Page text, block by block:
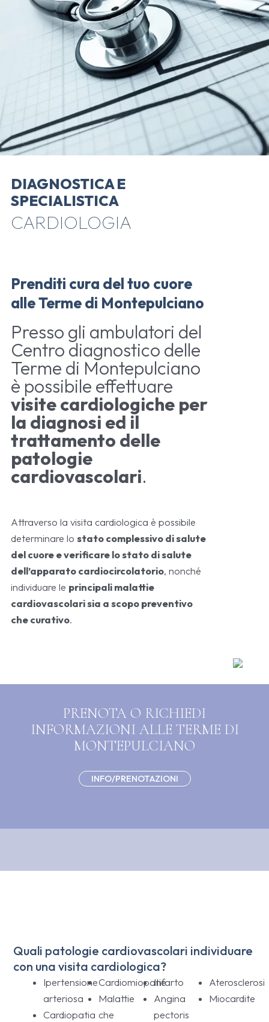
DIAGNOSTICA E
SPECIALISTICA
CARDIOLOGIA
Prenditi cura del tuo cuore
alle Terme di Montepulciano
Presso gli ambulatori del
Centro diagnostico delle
Terme di Montepulciano
è possibile effettuare
visite cardiologiche per
la diagnosi ed il
trattamento delle
patologie
cardiovascolari.
Attraverso la visita cardiologica è possibile
determinare lo stato complessivo di salute
del cuore e verificare lo stato di salute
dell’apparato cardiocircolatorio, nonché
individuare le principali malattie
cardiovascolari sia a scopo preventivo
che curativo.
PRENOTA O RICHIEDI
INFORMAZIONI ALLE TERME DI
MONTEPULCIANO
INFO/PRENOTAZIONI
Quali patologie cardiovascolari individuare
con una visita cardiologica?
Ipertensione
arteriosa
Cardiopatia
Cardiomiopatie
Malattie
che
Infarto
Angina
pectoris
Aterosclerosi
Miocardite